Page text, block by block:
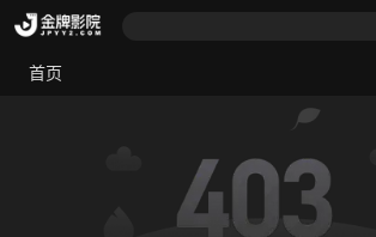
首页